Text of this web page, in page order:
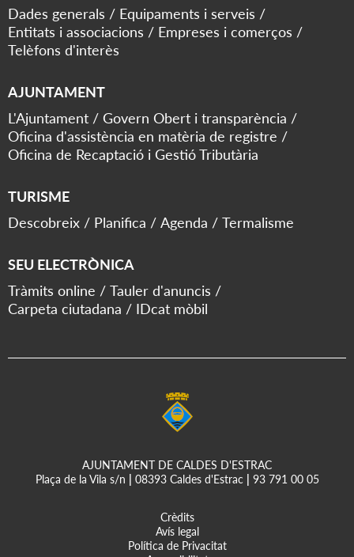
Dades generals
Equipaments i serveis
Entitats i associacions
Empreses i comerços
Telèfons d'interès
AJUNTAMENT
L'Ajuntament
Govern Obert i transparència
Oficina d'assistència en matèria de registre
Oficina de Recaptació i Gestió Tributària
TURISME
Descobreix
Planifica Agenda Termalisme
SEU ELECTRÒNICA
Tràmits online
Tauler d'anuncis
Carpeta ciutadana
IDcat mòbil
AJUNTAMENT DE CALDES D'ESTRAC
Plaça de la Vila s/n
08393 Caldes d'Estrac 93 791 00 05
Crèdits
Avís legal
Política de Privacitat